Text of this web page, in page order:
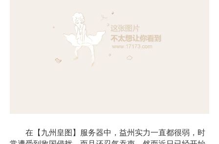
在【九州皇图】服务器中，益州实力一直都很弱，时